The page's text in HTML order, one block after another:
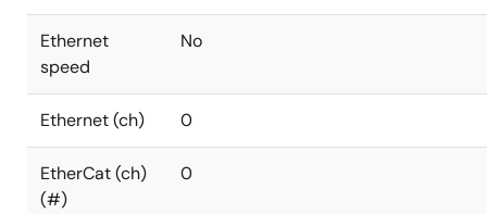
Ethernet
speed
No
Ethernet (ch) 0
EtherCat (ch)
(#)
0